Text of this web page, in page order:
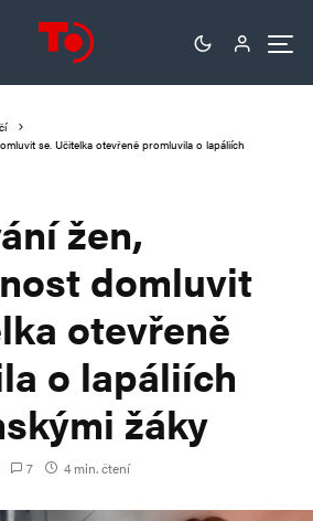
se. Učitelka otevřeně promluvila o lapáliích
žen,
domluvit
otevřeně
o lapáliích
žáky
7 4 min. čtení